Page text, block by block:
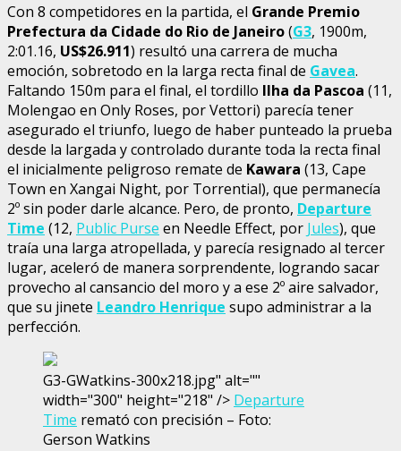
Con 8 competidores en la partida, el Grande Premio
Prefectura da Cidade do Rio de Janeiro(G3, 1900m,
2:01.16, US$26.911) resultó una carrera de mucha
emoción, sobretodo en la larga recta final de Gavea.
Faltando 150m para el final, el tordillo Ilha da Pascoa (11,
Molengao en Only Roses, por Vettori) parecía tener
asegurado el triunfo, luego de haber punteado la prueba
desde la largada y controlado durante toda la recta final
el inicialmente peligroso remate de Kawara (13, Cape
Town en Xangai Night, por Torrential), que permanecía
2º sin poder darle alcance. Pero, de pronto, Departure
Time (12, Public Purse en Needle Effect, por Jules), que
traía una larga atropellada, y parecía resignado al tercer
lugar, aceleró de manera sorprendente, logrando sacar
provecho al cansancio del moro y a ese 2º aire salvador,
que su jinete Leandro Henrique supo administrar a la
perfección.
G3-GWatkins-300x218.jpg" alt=""
width="300" height="218" /> Departure
Time remató con precisión – Foto:
Gerson Watkins